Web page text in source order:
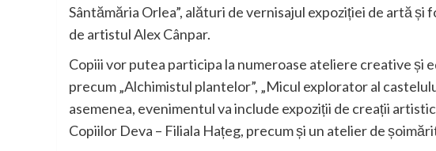
Sântămăria Orlea”, alături de vernisajul expoziției de artă și
de artistul Alex Cânpar.
Copiii vor putea participa la numeroase ateliere creative și
precum „Alchimistul plantelor”, „Micul explorator al
asemenea, evenimentul va include expoziții de creații
Copiilor Deva – Filiala Hațeg, precum și un atelier de